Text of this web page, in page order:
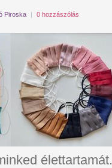
Piroska | 0 hozzászólás
élettartamát.